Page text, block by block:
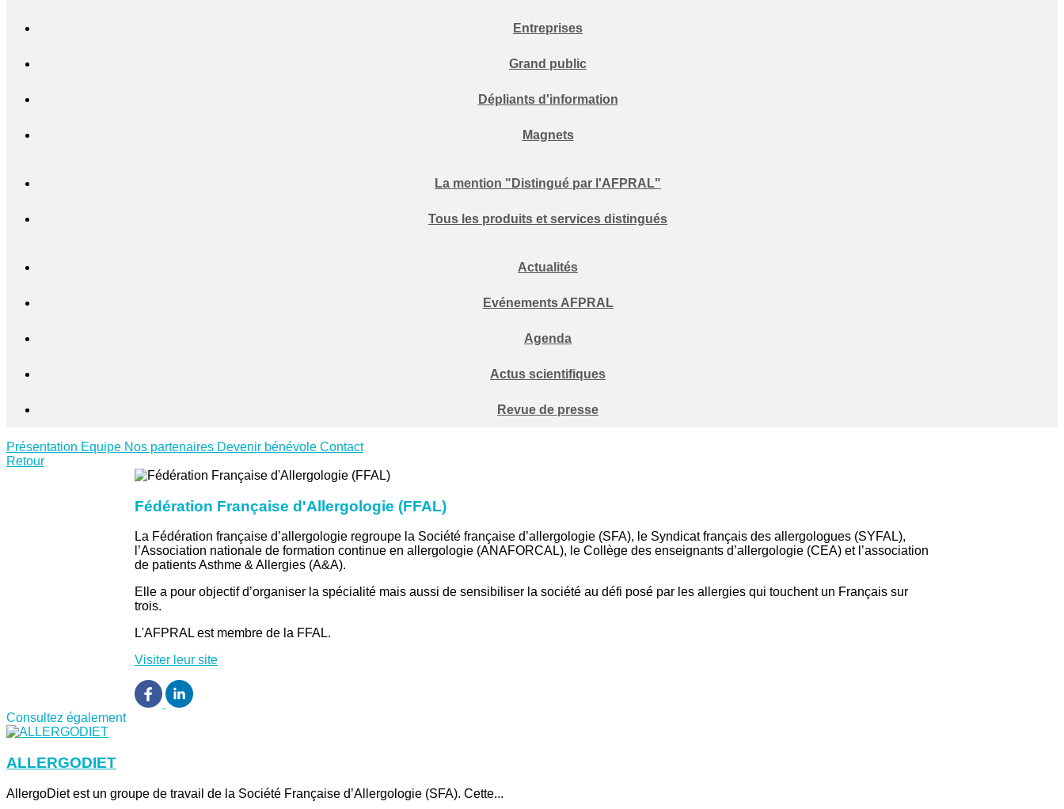
Entreprises
Grand public
Dépliants d'information
Magnets
La mention "Distingué par l'AFPRAL"
Tous les produits et services distingués
Actualités
Evénements AFPRAL
Agenda
Actus scientifiques
Revue de presse
Présentation Equipe Nos partenaires Devenir bénévole Contact
Retour
Fédération Française d'Allergologie (FFAL)
La Fédération française d’allergologie regroupe la Société française d’allergologie (SFA), le Syndicat français des allergologues (SYFAL),
l’Association nationale de formation continue en allergologie (ANAFORCAL), le Collège des enseignants d’allergologie (CEA) et l’association
de patients Asthme & Allergies (A&A).
Elle a pour objectif d’organiser la spécialité mais aussi de sensibiliser la société au défi posé par les allergies qui touchent un Français sur
trois.
L'AFPRAL est membre de la FFAL.
Visiter leur site
Consultez également
ALLERGODIET
AllergoDiet est un groupe de travail de la Société Française d’Allergologie (SFA). Cette...